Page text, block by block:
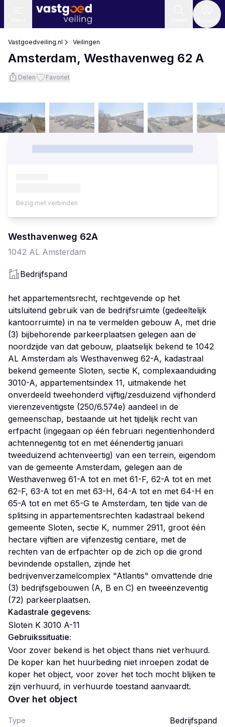
Vastgoedveiling.nl Veilingen
Amsterdam, Westhavenweg 62 A
Delen Favoriet
Westhavenweg 62A
1042 AL Amsterdam
Bedrijfspand
het appartementsrecht, rechtgevende op het
uitsluitend gebruik van de bedrijfsruimte (gedeeltelijk
kantoorruimte) in na te vermelden gebouw A, met drie
(3) bijbehorende parkeerplaatsen gelegen aan de
noordzijde van dat gebouw, plaatselijk bekend te 1042
AL Amsterdam als Westhavenweg 62-A, kadastraal
bekend gemeente Sloten, sectie K, complexaanduiding
3010-A, appartementsindex 11, uitmakende het
onverdeeld tweehonderd vijftig/zesduizend vijfhonderd
vierenzeventigste (250/6.574e) aandeel in de
gemeenschap, bestaande uit het tijdelijk recht van
erfpacht (ingegaan op één februari negentienhonderd
achtennegentig tot en met éénendertig januari
tweeduizend achtenveertig) van een terrein, eigendom
van de gemeente Amsterdam, gelegen aan de
Westhavenweg 61-A tot en met 61-F, 62-A tot en met
62-F, 63-A tot en met 63-H, 64-A tot en met 64-H en
65-A tot en met 65-G te Amsterdam, ten tijde van de
splitsing in appartementsrechten kadastraal bekend
gemeente Sloten, sectie K, nummer 2911, groot één
hectare vijftien are vijfenzestig centiare, met de
rechten van de erfpachter op de zich op die grond
bevindende opstallen, zijnde het
bedrijvenverzamelcomplex "Atlantis" omvattende drie
(3) bedrijfsgebouwen (A, B en C) en tweeënzeventig
(72) parkeerplaatsen.
Kadastrale gegevens:
Sloten K 3010 A-11
Gebruikssituatie:
Voor zover bekend is het object thans niet verhuurd.
De koper kan het huurbeding niet inroepen zodat de
koper het object, voor zover het toch mocht blijken te
zijn verhuurd, in verhuurde toestand aanvaardt.
Over het object
Type Bedrijfspand
Bezig met verbinden